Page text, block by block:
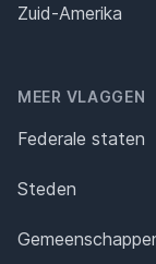
Zuid-Amerika
MEER VLAGGEN
Federale staten
Steden